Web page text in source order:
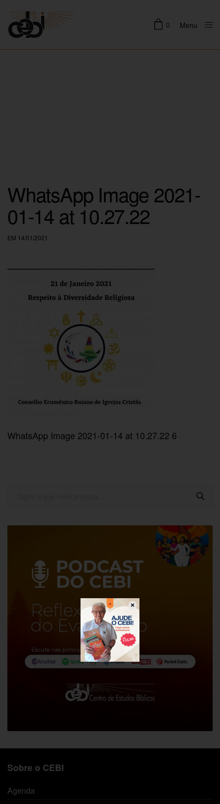
0 Menu
WhatsApp Image 2021-
01-14 at 10.27.22
EM 14/01/2021
WhatsApp Image 2021-01-14 at 10.27.22 6
Sobre o CEBI
Agenda